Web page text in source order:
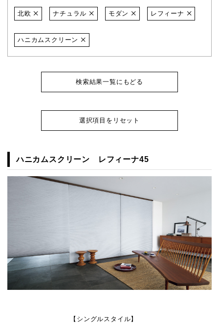
北欧 ナチュラル モダン レフィーナ
ハニカムスクリーン
検索結果一覧にもどる
選択項目をリセット
ハニカムスクリーン レフィーナ45
【シングルスタイル】